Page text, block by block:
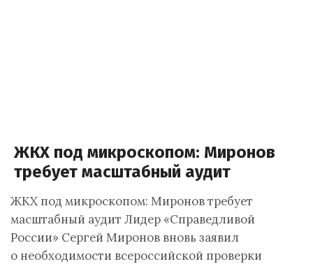
ЖКХ под микроскопом: Миронов
требует масштабный аудит
ЖКХ под микроскопом: Миронов требует
масштабный аудит Лидер «Справедливой
России» Сергей Миронов вновь заявил
о необходимости всероссийской проверки